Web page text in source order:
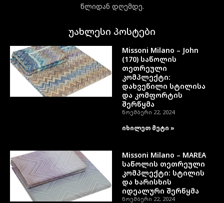
წლიდან დღემდე.
უახლესი პოსტები
Missoni Milano – John
(170) საწოლის
თეთრეული
კომპლექტი:
დახვეწილი სტილისა
და კომფორტის
შერწყმა
ნოემბერი 22, 2024
იხილეთ მეტი »
Missoni Milano – MAREA
საწოლის თეთრეული
კომპლექტი: სტილის
და ხარისხის
იდეალური შერწყმა
ნოემბერი 22, 2024